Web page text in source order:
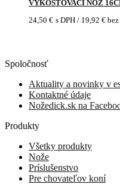
VYKOSŤOVACÍ NÔŽ
24,50 € s DPH / 19,92 €
Spoločnosť
Aktuality a novinky v
Kontaktné údaje
Nožedick.sk na
Produkty
Všetky produkty
Nože
Príslušenstvo
Pre chovateľov koní